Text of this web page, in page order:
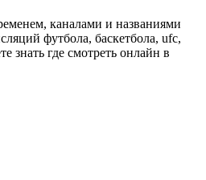
каналами и названиями
футбола, баскетбола, ufc,
знать где смотреть онлайн в